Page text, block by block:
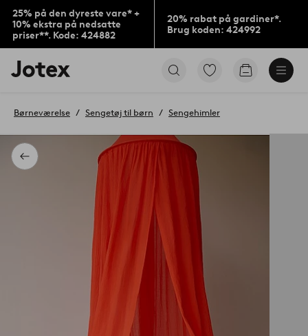
25% på den dyreste vare* +
10% ekstra på nedsatte
priser**. Kode: 424882
20% rabat på gardiner*.
Brug koden: 424992
Jotex
logo
til
Gå
produkter
Gå
Tilbage
Børneværelse Sengetøj til børn Sengehimler